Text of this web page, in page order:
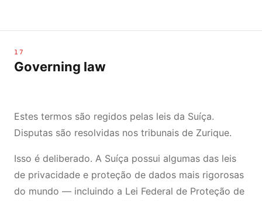
17
Governing law
Estes termos são regidos pelas leis da Suíça.
Disputas são resolvidas nos tribunais de Zurique.
Isso é deliberado. A Suíça possui algumas das leis
de privacidade e proteção de dados mais rigorosas
do mundo — incluindo a Lei Federal de Proteção de